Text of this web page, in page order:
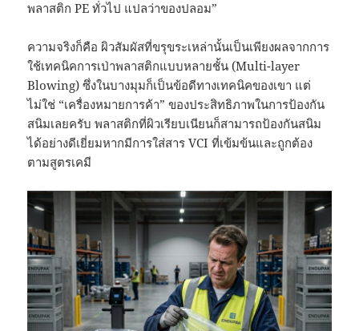
พลาสติก PE ทั่วไป แปลว่าของปลอม”
ความจริงก็คือ ผิวสัมผัสที่ขรุขระเหล่านั้นเป็นเพียงผลจากการ
ใช้เทคนิคการเป่าพลาสติกแบบหลายชั้น (Multi-layer
Blowing) ซึ่งในบางมุมก็เป็นข้อดีทางเทคนิคของเขา แต่
ไม่ใช่ “เครื่องหมายการค้า” ของประสิทธิภาพในการป้องกัน
สนิมเลยครับ พลาสติกที่ผิวเรียบเนียนก็สามารถป้องกันสนิม
ได้อย่างดีเยี่ยมหากมีการใส่สาร VCI ที่เข้มข้นและถูกต้อง
ตามสูตรเคมี